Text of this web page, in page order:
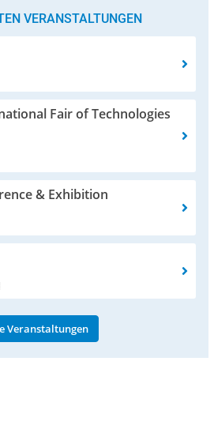
VERANSTALTUNGEN
Fair of Technologies
& Exhibition
Veranstaltungen